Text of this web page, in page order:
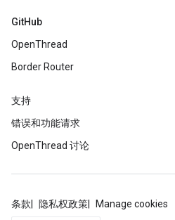
GitHub
OpenThread
Border Router
支持
错误和功能请求
OpenThread 讨论
条款 隐私权政策 Manage cookies